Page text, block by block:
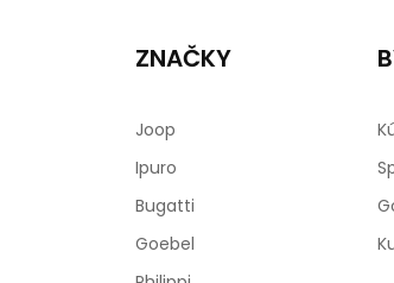
ZNAČKY
Joop
Ipuro
Bugatti
Goebel